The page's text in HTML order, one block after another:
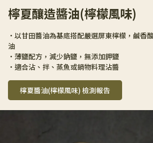
檸夏釀造醬油(檸檬風味)
•以甘田醬油為基底搭配嚴選屏東檸檬，鹹香
油
•薄鹽配方，減少鈉鹽，無添加鉀鹽
•適合沾、拌、蒸魚或鍋物料理沾醬
檸夏醬油(檸檬風味) 檢測報告